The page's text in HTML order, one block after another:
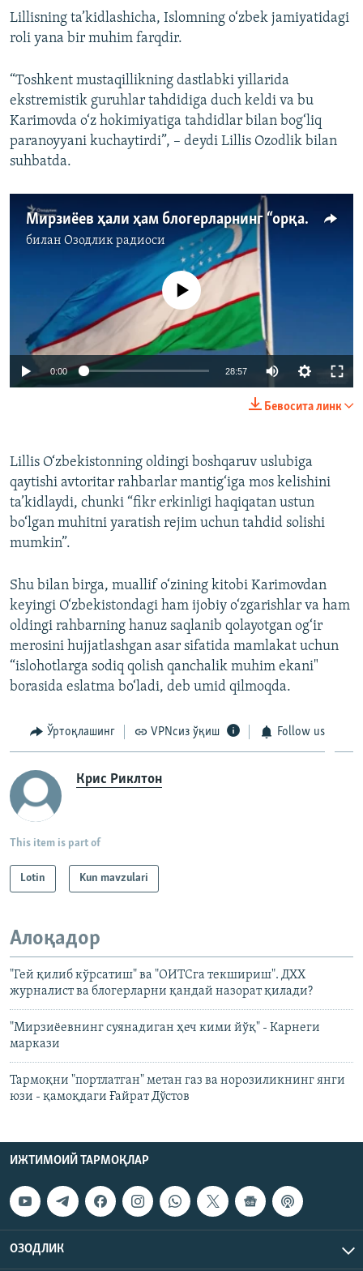
Lillisning ta’kidlashicha, Islomning o‘zbek jamiyatidagi
roli yana bir muhim farqdir.
“Toshkent mustaqillikning dastlabki yillarida
ekstremistik guruhlar tahdidiga duch keldi va bu
Karimovda o‘z hokimiyatiga tahdidlar bilan bog‘liq
paranoyyani kuchaytirdi”, – deydi Lillis Ozodlik bilan
suhbatda.
Мирзиёев ҳали ҳам блогерларнинг “орқасида"ми?
билан Озодлик радиоси
720p 1080p
Айни дамда медиа-манба мавжуд эмас
0:00 28:57
720p
1080p
Бевосита линк
Lillis O‘zbekistonning oldingi boshqaruv uslubiga
qaytishi avtoritar rahbarlar mantig‘iga mos kelishini
ta’kidlaydi, chunki “fikr erkinligi haqiqatan ustun
bo‘lgan muhitni yaratish rejim uchun tahdid solishi
mumkin”.
Shu bilan birga, muallif o‘zining kitobi Karimovdan
keyingi O‘zbekistondagi ham ijobiy o‘zgarishlar va ham
oldingi rahbarning hanuz saqlanib qolayotgan og‘ir
merosini hujjatlashgan asar sifatida mamlakat uchun
“islohotlarga sodiq qolish qanchalik muhim ekani"
borasida eslatma bo‘ladi, deb umid qilmoqda.
Ўртоқлашинг VPNсиз ўқиш Follow us
Крис Риклтон
This item is part of
Lotin Kun mavzulari
Алоқадор
"Гей қилиб кўрсатиш" ва "ОИТСга текшириш". ДХХ
журналист ва блогерларни қандай назорат қилади?
"Мирзиёевнинг суянадиган ҳеч кими йўқ" - Карнеги
маркази
Тармоқни "портлатган" метан газ ва норозиликнинг янги
юзи - қамоқдаги Ғайрат Дўстов
ИЖТИМОИЙ ТАРМОҚЛАР
ОЗОДЛИК